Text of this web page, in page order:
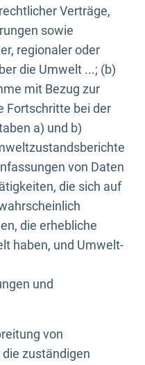
Verträge,
sowie
regionaler oder
die Umwelt ...; (b)
mit Bezug zur
Fortschritte bei der
a) und b)
von Daten
die sich auf
die erhebliche
haben, und Umwelt-
und
von
zuständigen